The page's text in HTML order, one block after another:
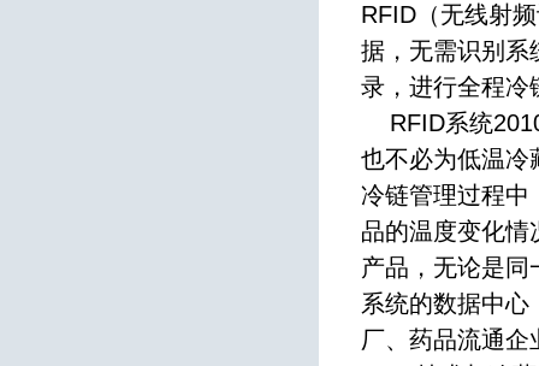
RFID（无线射
据，无需识别系
录，进行全程冷
RFID系统
也不必为低温冷
冷链管理过程中
品的温度变化情
产品，无论是同
系统的数据中
厂、药品流通